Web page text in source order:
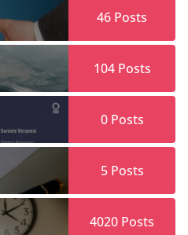
46 Posts
104Posts
0Posts
5Posts
4020 Posts